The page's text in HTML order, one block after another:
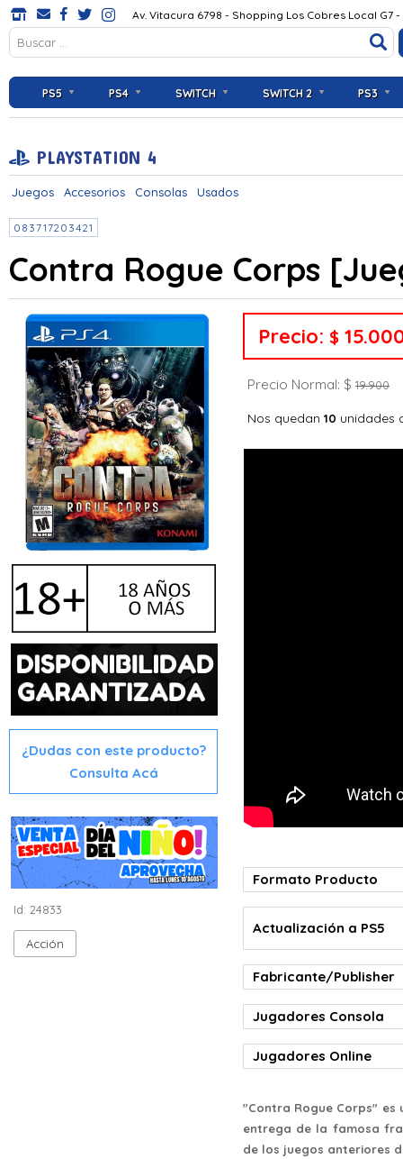
Av. Vitacura 6798 - Shopping Los Cobres Local G7
PS5 PS4 SWITCH SWITCH 2 PS3
PLAYSTATION 4
Juegos Accesorios Consolas Usados
083717203421
Contra Rogue Corps
¿Dudas con este producto?
Consulta Acá
Id: 24833
Acción
Precio: $
Precio Normal: $ 19.900
Nos quedan 10 unidades
Formato Producto
Actualización a PS5
Fabricante/Publisher
Jugadores Consola
Jugadores Online
"Contra Rogue Corps"
entrega de la famosa
de los juegos anteriores